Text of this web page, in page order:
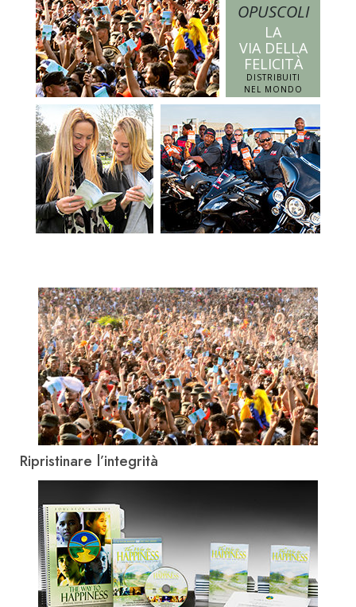
OPUSCOLI
LA
VIA DELLA
FELICITÀ
DISTRIBUITI
NEL MONDO
Ripristinare l’integrità